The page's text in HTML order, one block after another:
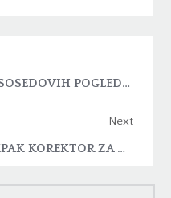
MARKIZA NAS JE REŠILA SOSEDOVIH POGLEDOV
Next
NE SAMO KOREKTOR, AMPAK KOREKTOR ZA OBNOVO KOŽE